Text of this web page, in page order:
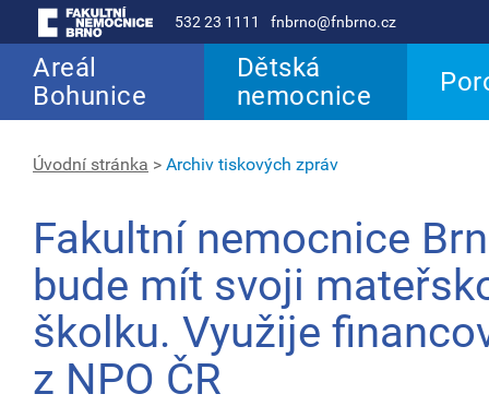
532 23 1111 fnbrno@fnbrno.cz
Areál
Bohunice
Dětská
nemocnice
Úvodní stránka > Archiv tiskových zpráv
Fakultní nemocnice
bude mít svoji
školku. Využije
z NPO ČR